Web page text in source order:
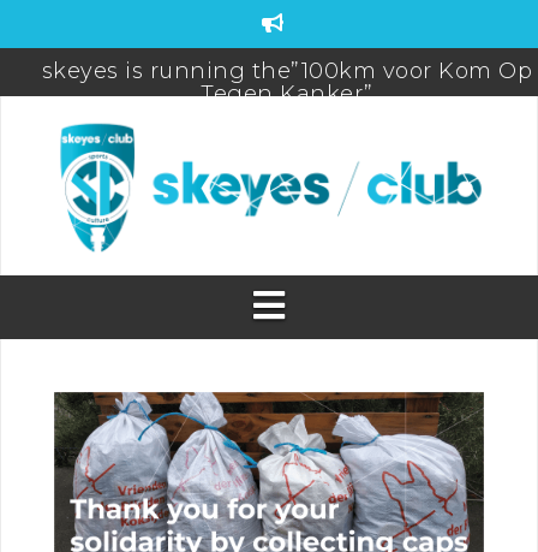
skeyes is running the”100km voor Kom Op
Tegen Kanker”
FDS-FIC-CAMO Teambuilding
skeyes participates to De Warmste week/
for life
Brussels Airport (Half) Marathon 2025
PROMO! New Season Badminton & Futsal
skeyes
WEBSHOP BIORACER OPEN! (until 31/05)
skeyes club quiz Postponed
skeyes club sponsoring 20km Brussels
31/05/2026